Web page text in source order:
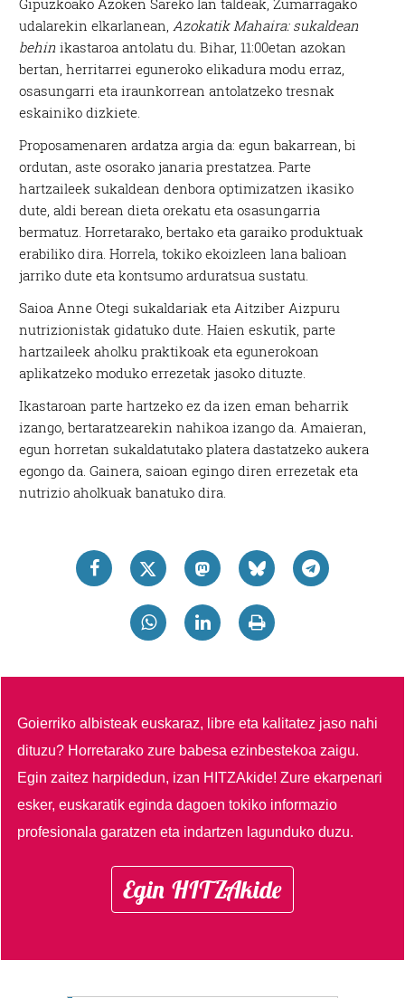
Gipuzkoako Azoken Sareko lan taldeak, Zumarragako
udalarekin elkarlanean,Azokatik Mahaira: sukaldean
behin ikastaroa antolatu du. Bihar, 11:00etan azokan
bertan, herritarrei eguneroko elikadura modu erraz,
osasungarri eta iraunkorrean antolatzeko tresnak
eskainiko dizkiete.
Proposamenaren ardatza argia da: egun bakarrean, bi
ordutan, aste osorako janaria prestatzea. Parte
hartzaileek sukaldean denbora optimizatzen ikasiko
dute, aldi berean dieta orekatu eta osasungarria
bermatuz. Horretarako, bertako eta garaiko produktuak
erabiliko dira. Horrela, tokiko ekoizleen lana balioan
jarriko dute eta kontsumo arduratsua sustatu.
Saioa Anne Otegi sukaldariak eta Aitziber Aizpuru
nutrizionistak gidatuko dute. Haien eskutik, parte
hartzaileek aholku praktikoak eta egunerokoan
aplikatzeko moduko errezetak jasoko dituzte.
Ikastaroan parte hartzeko ez da izen eman beharrik
izango, bertaratzearekin nahikoa izango da. Amaieran,
egun horretan sukaldatutako platera dastatzeko aukera
egongo da. Gainera, saioan egingo diren errezetak eta
nutrizio aholkuak banatuko dira.
Goierriko albisteak euskaraz, libre eta kalitatez jaso nahi
dituzu? Horretarako zure babesa ezinbestekoa zaigu.
Egin zaitez harpidedun, izan HITZAkide!Zure ekarpenari
esker, euskaratik eginda dagoen tokiko informazio
profesionala garatzen eta indartzen lagunduko duzu.
Egin HITZAkide